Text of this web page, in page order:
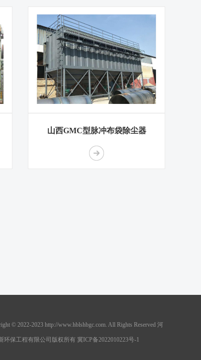
山西GMC型脉冲布袋除尘器
© 2022-2023 http://www.hblshbgc.com. All Rights Reserved 河
环保工程有限公司版权所有 冀ICP备2022010223号-1